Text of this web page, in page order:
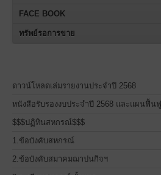
FACE BOOK
ทรัพย์รอการขาย
ดาวน์โหลดเล่มรายงานประจำปี 2568
หนังสือรับรองงบประจำปี 2568 และแผนฟื้นฟู
$$$ปฏิทินสหกรณ์$$$
1.ข้อบังคับสหกรณ์
2.ข้อบังคับสมาคมฌาปนกิจฯ